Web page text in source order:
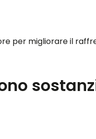
per migliorare il